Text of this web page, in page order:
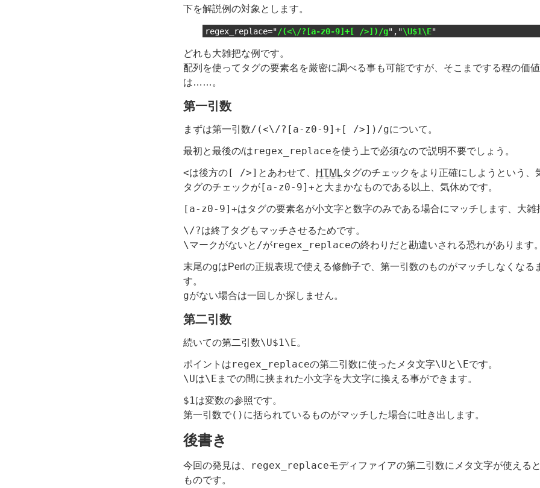
下を解説例の対象とします。
regex_replace="/(<\/?[a-z0-9]+[ />])/g","\U$1\E"
どれも大雑把な例です。
配列を使ってタグの要素名を厳密に調べる事も可能ですが、そこまでする程の価
は……。
第一引数
まずは第一引数/(<\/?[a-z0-9]+[ />])/gについて。
最初と最後の/はregex_replaceを使う上で必須なので説明不要でしょう。
<は後方の[ />] とあわせて、 HTMLタグのチェックをより正確にしようという、
タグのチェックが[a-z0-9]+と大まかなものである以上、気休めです。
[a-z0-9]+はタグの要素名が小文字と数字のみである場合にマッチします、大雑
\/?は終了タグもマッチさせるためです。
\マークがないと /がregex_replaceの終わりだと勘違いされる恐れがあります。
末尾のgはPerlの正規表現で使える修飾子で、第一引数のものがマッチしなくなる
す。
gがない場合は一回しか探しません。
第二引数
続いての第二引数\U$1\E。
ポイントはregex_replaceの第二引数に使ったメタ文字\Uと \Eです。
\Uは\E までの間に挟まれた小文字を大文字に換える事ができます。
$1は変数の参照です。
第一引数で() に括られているものがマッチした場合に吐き出します。
後書き
今回の発見は、 regex_replaceモディファイアの第二引数にメタ文字が使える
ものです。